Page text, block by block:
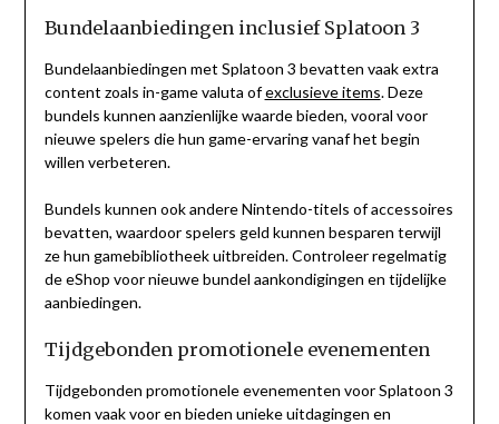
Bundelaanbiedingen inclusief Splatoon 3
Bundelaanbiedingen met Splatoon 3 bevatten vaak extra
content zoals in-game valuta ofexclusieve items. Deze
bundels kunnen aanzienlijke waarde bieden, vooral voor
nieuwe spelers die hun game-ervaring vanaf het begin
willen verbeteren.
Bundels kunnen ook andere Nintendo-titels of accessoires
bevatten, waardoor spelers geld kunnen besparen terwijl
ze hun gamebibliotheek uitbreiden. Controleer regelmatig
de eShop voor nieuwe bundel aankondigingen en tijdelijke
aanbiedingen.
Tijdgebonden promotionele evenementen
Tijdgebonden promotionele evenementen voor Splatoon 3
komen vaak voor en bieden unieke uitdagingen en